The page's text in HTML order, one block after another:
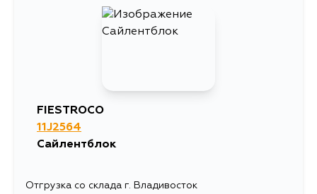
FIESTROCO
11J2564
Сайлентблок
Отгрузка со склада г. Владивосток